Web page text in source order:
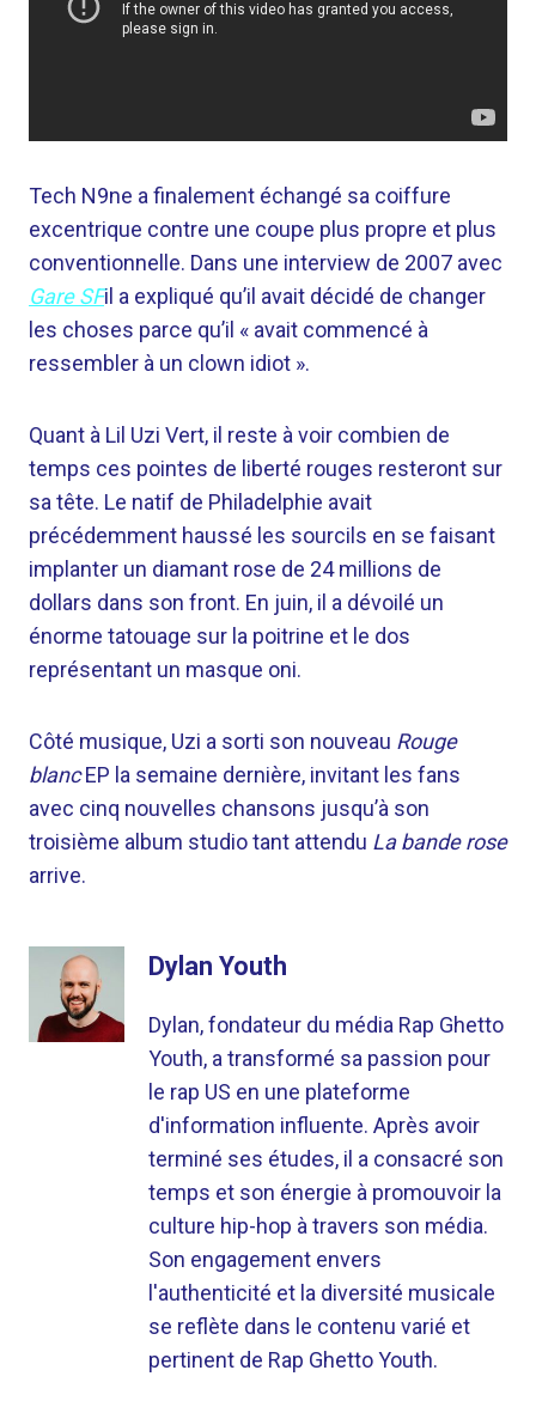
Tech N9ne a finalement échangé sa coiffure
excentrique contre une coupe plus propre et plus
conventionnelle. Dans une interview de 2007 avec
Gare SFil a expliqué qu’il avait décidé de changer
les choses parce qu’il « avait commencé à
ressembler à un clown idiot ».
Quant à Lil Uzi Vert, il reste à voir combien de
temps ces pointes de liberté rouges resteront sur
sa tête. Le natif de Philadelphie avait
précédemment haussé les sourcils en se faisant
implanter un diamant rose de 24 millions de
dollars dans son front. En juin, il a dévoilé un
énorme tatouage sur la poitrine et le dos
représentant un masque oni.
Côté musique, Uzi a sorti son nouveau Rouge
blancEP la semaine dernière, invitant les fans
avec cinq nouvelles chansons jusqu’à son
troisième album studio tant attendu La bande rose
arrive.
Dylan Youth
Dylan, fondateur du média Rap Ghetto
Youth, a transformé sa passion pour
le rap US en une plateforme
d'information influente. Après avoir
terminé ses études, il a consacré son
temps et son énergie à promouvoir la
culture hip-hop à travers son média.
Son engagement envers
l'authenticité et la diversité musicale
se reflète dans le contenu varié et
pertinent de Rap Ghetto Youth.